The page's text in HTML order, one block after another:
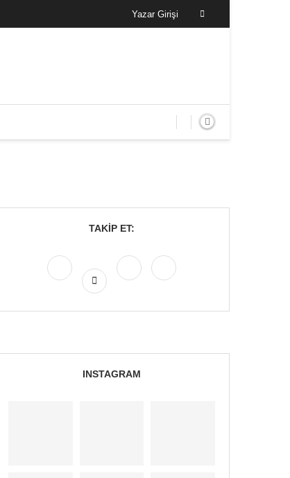
Yazar Girişi
TAKIP ET:
INSTAGRAM